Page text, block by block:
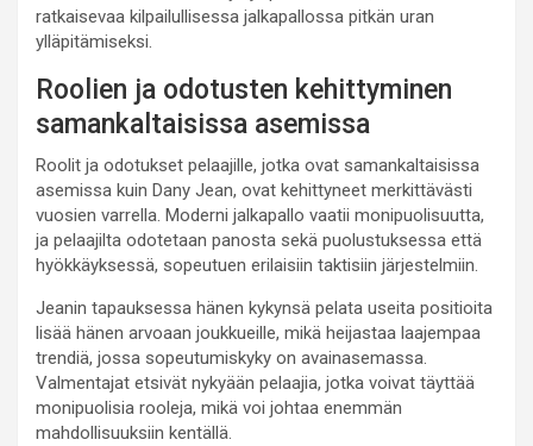
ratkaisevaa kilpailullisessa jalkapallossa pitkän uran
ylläpitämiseksi.
Roolien ja odotusten kehittyminen
samankaltaisissa asemissa
Roolit ja odotukset pelaajille, jotka ovat samankaltaisissa
asemissa kuin Dany Jean, ovat kehittyneet merkittävästi
vuosien varrella. Moderni jalkapallo vaatii monipuolisuutta,
ja pelaajilta odotetaan panosta sekä puolustuksessa että
hyökkäyksessä, sopeutuen erilaisiin taktisiin järjestelmiin.
Jeanin tapauksessa hänen kykynsä pelata useita positioita
lisää hänen arvoaan joukkueille, mikä heijastaa laajempaa
trendiä, jossa sopeutumiskyky on avainasemassa.
Valmentajat etsivät nykyään pelaajia, jotka voivat täyttää
monipuolisia rooleja, mikä voi johtaa enemmän
mahdollisuuksiin kentällä.